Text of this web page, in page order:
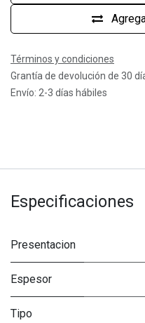
Términos y condiciones
Grantía de devolución de 30
Envío: 2-3 días hábiles
Especificaciones
Presentacion
Espesor
Tipo